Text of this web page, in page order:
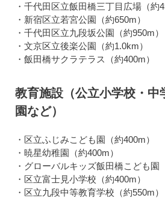
・千代田区立飯田橋三丁目広場（約
・新宿区立若宮公園（約650m）
・千代田区立九段坂公園（約950m）
・文京区立後楽公園（約1.0km）
・飯田橋サクラテラス（約400m）
教育施設（公立小学校・中
園など）
・区立ふじみこども園（約400m）
・暁星幼稚園（約400m）
・グローバルキッズ飯田橋こども園
・区立富士見小学校（約400m）
・区立九段中等教育学校（約550m）